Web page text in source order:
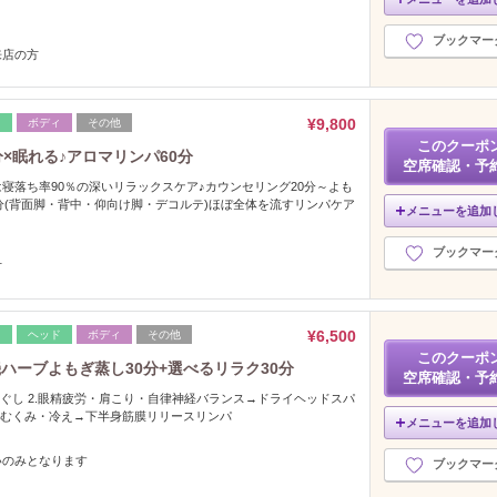
の方
ブックマー
ボディ その他
¥9,800
眠れる♪アロマリンパ60分
落ち率90％の深いリラックスケア♪カウンセリング20分～よも
(背面脚・背中・仰向け脚・デコルテ)ほぼ全体を流すリンパケア
このクーポ
空席確認・予
メニューを追加
ブックマー
ヘッド ボディ その他
¥6,500
ーブよもぎ蒸し30分+選べるリラク30分
し 2.眼精疲労・肩こり・自律神経バランス→ドライヘッドスパ
くみ・冷え→下半身筋膜リリースリンパ
みとなります
このクーポ
空席確認・予
メニューを追加
ブックマー